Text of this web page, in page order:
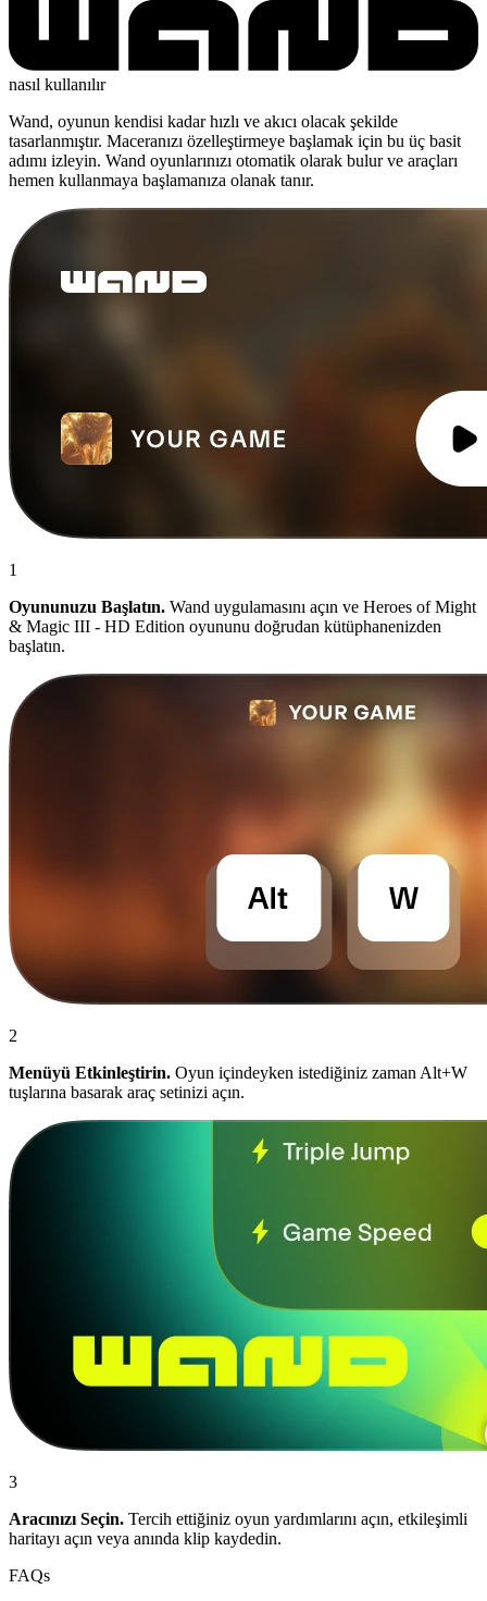
nasıl kullanılır
Wand, oyunun kendisi kadar hızlı ve akıcı olacak şekilde
tasarlanmıştır. Maceranızı özelleştirmeye başlamak için bu üç basit
adımı izleyin. Wand oyunlarınızı otomatik olarak bulur ve araçları
hemen kullanmaya başlamanıza olanak tanır.
1
Oyununuzu Başlatın. Wand uygulamasını açın ve Heroes of Might
& Magic III - HD Edition oyununu doğrudan kütüphanenizden
başlatın.
2
Menüyü Etkinleştirin. Oyun içindeyken istediğiniz zaman Alt+W
tuşlarına basarak araç setinizi açın.
3
Aracınızı Seçin. Tercih ettiğiniz oyun yardımlarını açın, etkileşimli
haritayı açın veya anında klip kaydedin.
FAQs